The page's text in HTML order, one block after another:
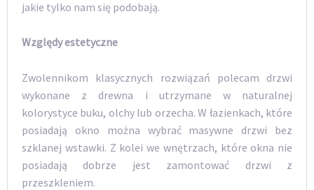
jakie tylko nam się podobają.
Względy estetyczne
Zwolennikom klasycznych rozwiązań polecam drzwi
wykonane z drewna i utrzymane w naturalnej
kolorystyce buku, olchy lub orzecha. W łazienkach, które
posiadają okno można wybrać masywne drzwi bez
szklanej wstawki. Z kolei we wnętrzach, które okna nie
posiadają dobrze jest zamontować drzwi z
przeszkleniem.